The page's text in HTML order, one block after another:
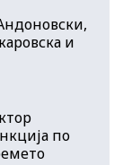
и
по